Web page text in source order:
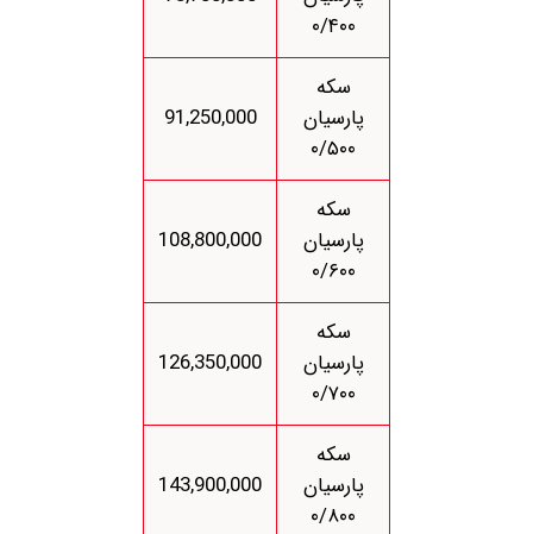
۰/۴۰۰
سکه
پارسیان
۰/۵۰۰
91,250,000
سکه
پارسیان
۰/۶۰۰
108,800,000
سکه
پارسیان
۰/۷۰۰
126,350,000
سکه
پارسیان
۰/۸۰۰
143,900,000